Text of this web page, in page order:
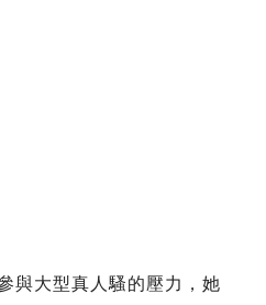
與大型真人騷的壓力，她